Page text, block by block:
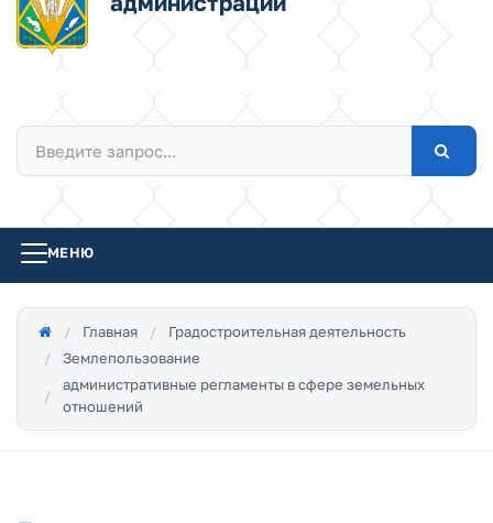
МЕНЮ
Главная
Градостроительная деятельность
Землепользование
административные регламенты в сфере земельных
отношений